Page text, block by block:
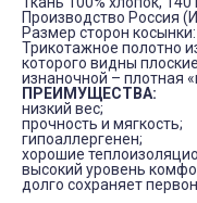
Производство Россия
Размер сторон
Трикотажное полотно
которого видны
изнаночной – плотная
ПРЕИМУЩЕСТВА:
низкий вес;
прочность и мягкость;
гипоаллергенен;
хорошие
высокий уровень
долго сохраняет